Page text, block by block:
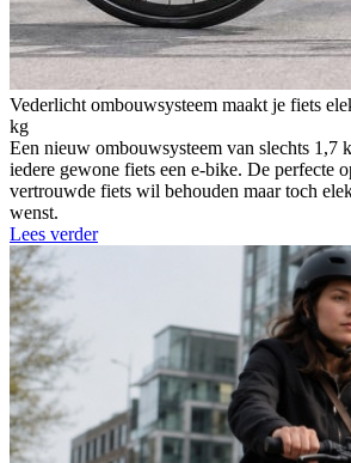
Vederlicht ombouwsysteem maakt je fiets
kg
Een nieuw ombouwsysteem van slechts 1,7
iedere gewone fiets een e-bike. De perfecte
vertrouwde fiets wil behouden maar toch
wenst.
Lees verder